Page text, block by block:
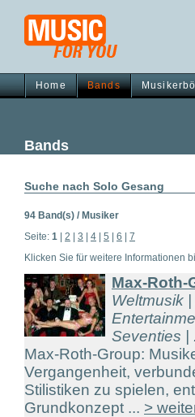
Home Bands
Bands
Suche nach Solo Gesang
94 Band(s) / Musiker
Seite: 1 2 3 4 5 6
7
Klicken Sie für weitere Informationen
Max-Roth-
Weltmusik |
Seventies |
Max-Roth-Group:
Vergangenheit,
Stilistiken zu spielen,
Grundkonzept ... >